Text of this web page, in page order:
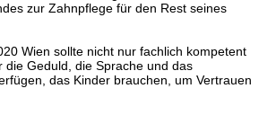
zur Zahnpflege für den Rest seines
Wien sollte nicht nur fachlich kompetent
die Geduld, die Sprache und das
das Kinder brauchen, um Vertrauen